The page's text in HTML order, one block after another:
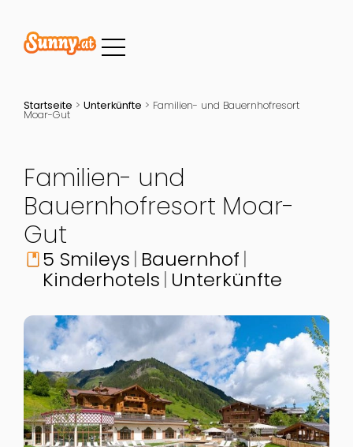
Startseite > Unterkünfte > Familien- und Bauernhofresort
Moar-Gut
Familien- und
Bauernhofresort Moar-
Gut
book5 Smileys Bauernhof
Kinderhotels Unterkünfte